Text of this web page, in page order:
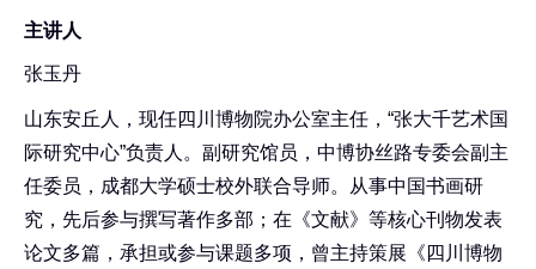
主讲人
张玉丹
山东安丘人，现任四川博物院办公室主任，“张大千艺术国
际研究中心”负责人。副研究馆员，中博协丝路专委会副主
任委员，成都大学硕士校外联合导师。从事中国书画研
究，先后参与撰写著作多部；在《文献》等核心刊物发表
论文多篇，承担或参与课题多项，曾主持策展《四川博物